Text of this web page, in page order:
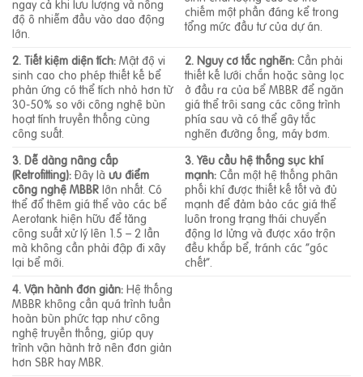
ngay cả khi lưu lượng và nồng
độ ô nhiễm đầu vào dao động
lớn.
chiếm một phần đáng kể trong
tổng mức đầu tư của dự án.
2. Tiết kiệm diện tích: Mật độ vi
sinh cao cho phép thiết kế bể
phản ứng có thể tích nhỏ hơn từ
30-50% so với công nghệ bùn
hoạt tính truyền thống cùng
công suất.
2. Nguy cơ tắc nghẽn: Cần phải
thiết kế lưới chắn hoặc sàng lọc
ở đầu ra của bể MBBR để ngăn
giá thể trôi sang các công trình
phía sau và có thể gây tắc
nghẽn đường ống, máy bơm.
3. Dễ dàng nâng cấp
(Retrofitting): Đây là ưu điểm
công nghệ MBBR lớn nhất. Có
thể đổ thêm giá thể vào các bể
Aerotank hiện hữu để tăng
công suất xử lý lên 1.5 – 2 lần
mà không cần phải đập đi xây
lại bể mới.
3. Yêu cầu hệ thống sục khí
mạnh: Cần một hệ thống phân
phối khí được thiết kế tốt và đủ
mạnh để đảm bảo các giá thể
luôn trong trạng thái chuyển
động lơ lửng và được xáo trộn
đều khắp bể, tránh các “góc
chết”.
4. Vận hành đơn giản: Hệ thống
MBBR không cần quá trình tuần
hoàn bùn phức tạp như công
nghệ truyền thống, giúp quy
trình vận hành trở nên đơn giản
hơn SBR hay MBR.